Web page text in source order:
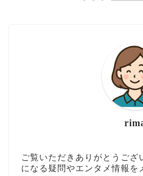
ご覧いただきありがとうござ
になる疑問やエンタメ情報を